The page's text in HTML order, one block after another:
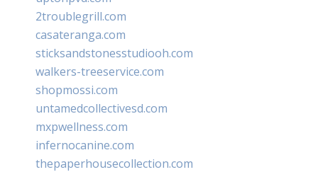
2troublegrill.com
casateranga.com
sticksandstonesstudiooh.com
walkers-treeservice.com
shopmossi.com
untamedcollectivesd.com
mxpwellness.com
infernocanine.com
thepaperhousecollection.com